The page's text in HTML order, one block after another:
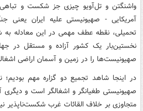
واشنگتن و تل‌آویو چیزی جز شکست و
تحمیلی، نقطه عطف مهمی در این معادله به
نخستین‌بار یک کشور آزاده و مستقل در
صهیونیست‌ها را در زمین و آسمان اراضی
در اینجا شاهد تجمیع دو گزاره مهم بودیم؛
صهیونیستی طغیانگر و اشغالگر است و دیگری
متجاوزی بر خلاف القائات غرب